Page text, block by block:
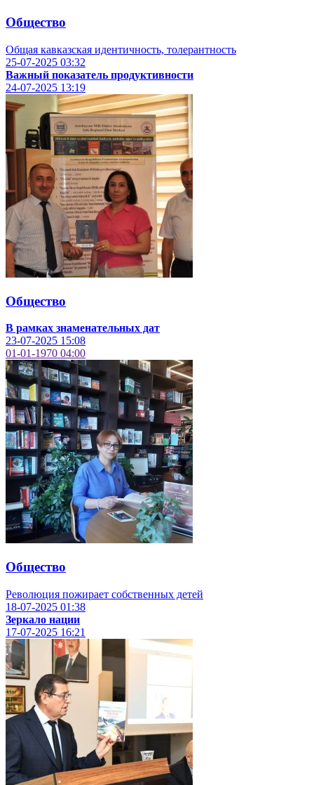
Общество
Общая кавказская идентичность, толерантность
25-07-2025 03:32
Важный показатель продуктивности
24-07-2025 13:19
Общество
В рамках знаменательных дат
23-07-2025 15:08
01-01-1970 04:00
Общество
Революция пожирает собственных детей
18-07-2025 01:38
Зеркало нации
17-07-2025 16:21